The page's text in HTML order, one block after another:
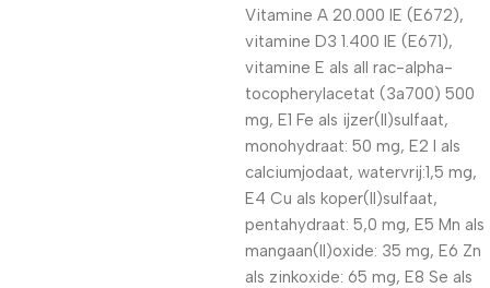
Vitamine A 20.000 IE (E672),
vitamine D3 1.400 IE (E671),
vitamine E als all rac-alpha-
tocopherylacetat (3a700) 500
mg, E1 Fe als ijzer(II)sulfaat,
monohydraat: 50 mg, E2 I als
calciumjodaat, watervrij:1,5 mg,
E4 Cu als koper(II)sulfaat,
pentahydraat: 5,0 mg, E5 Mn als
mangaan(II)oxide: 35 mg, E6 Zn
als zinkoxide: 65 mg, E8 Se als